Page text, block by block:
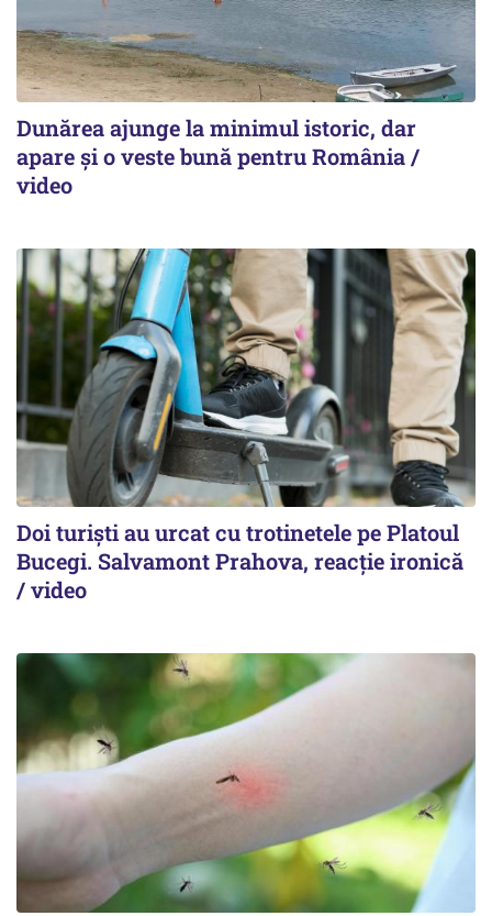
Dunărea ajunge la minimul istoric, dar
apare și o veste bună pentru România /
video
Doi turiști au urcat cu trotinetele pe Platoul
Bucegi. Salvamont Prahova, reacție ironică
/ video